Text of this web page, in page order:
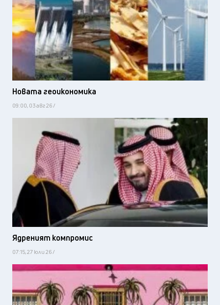
Новата геоикономика
09:00, 03 авг 26 /
Ядреният компромис
07:15, 27 юли 26 /